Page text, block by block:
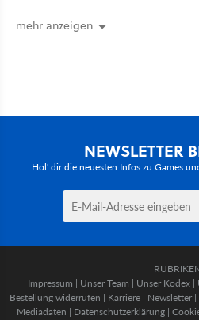
mehr anzeigen
NEWSLETTER
Hol' dir die neuesten Infos zu Games
Impressum | Unser Team | Unser Kodex |
Bestellung widerrufen | Karriere | Newsletter |
Mediadaten | Datenschutzerklärung |